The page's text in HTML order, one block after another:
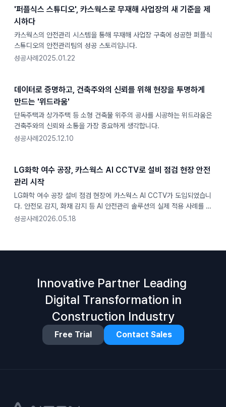
'퍼플식스 스튜디오', 카스웍스로 무재해 사업장의 새 기준을 제
시하다
카스웍스의 안전관리 시스템을 통해 무재해 사업장 구축에 성공한 퍼플식
스튜디오의 안전관리팀의 성공 스토리입니다.
성공사례 2025.01.22
데이터로 증명하고, 건축주와의 신뢰를 위해 현장을 투명하게
만드는 '위드라움'
단독주택과 상가주택 등 소형 건축물 위주의 공사를 시공하는 위드라움은
건축주와의 신뢰와 소통을 가장 중요하게 생각합니다.
성공사례 2025.12.10
LG화학 여수 공장, 카스웍스 AI CCTV로 설비 점검 현장 안전
관리 시작
LG화학 여수 공장 설비 점검 현장에 카스웍스 AI CCTV가 도입되었습니
다. 안전모 감지, 화재 감지 등 AI 안전관리 솔루션의 실제 적용 사례를 소
개합니다.
성공사례 2026.05.18
Innovative Partner Leading
Digital Transformation in
Construction Industry
Free Trial Contact Sales